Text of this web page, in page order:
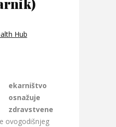
Hub
ekarništvo
osnažuje
zdravstvene
ovogodišnjeg